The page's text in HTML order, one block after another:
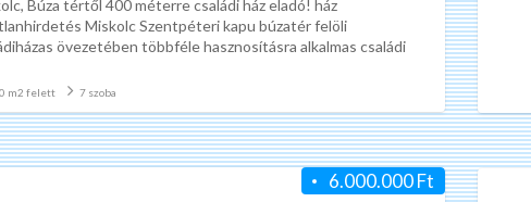
Búza tértől 400 méterre családi ház eladó! ház
Miskolc Szentpéteri kapu búzatér felöli
övezetében többféle hasznosításra alkalmas családi
m2 felett 7 szoba
6.000.000 Ft
n
k